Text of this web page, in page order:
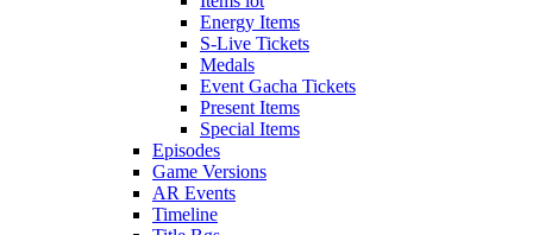
Energy Items
S-Live Tickets
Medals
Event Gacha Tickets
Present Items
Special Items
Episodes
Game Versions
AR Events
Timeline